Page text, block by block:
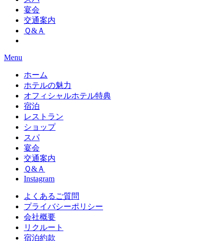
宴会
交通案内
Ｑ&Ａ
Menu
ホーム
ホテルの魅力
オフィシャルホテル特典
宿泊
レストラン
ショップ
スパ
宴会
交通案内
Ｑ&Ａ
Instagram
よくあるご質問
プライバシーポリシー
会社概要
リクルート
宿泊約款